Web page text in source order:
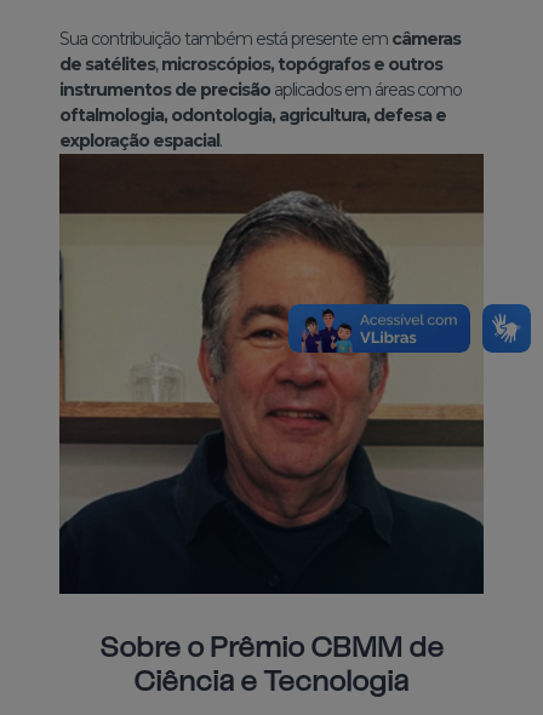
Sua contribuição também está presente em câmeras
de satélites,microscópios, topógrafos e outros
instrumentos de precisão aplicados em áreas como
oftalmologia, odontologia, agricultura, defesa e
exploração espacial.
Sobre o Prêmio CBMM de
Ciência e Tecnologia